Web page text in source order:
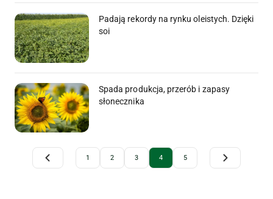
Padają rekordy na rynku oleistych. Dzięki
soi
Spada produkcja, przerób i zapasy
słonecznika
Archive Pagination
1 2 3 4 5